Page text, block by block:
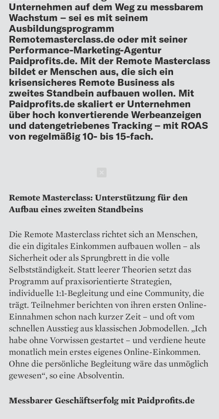
Unternehmen auf dem Weg zu messbarem
Wachstum – sei es mit seinem
Ausbildungsprogramm
Remotemasterclass.de oder mit seiner
Performance-Marketing-Agentur
Paidprofits.de. Mit der Remote Masterclass
bildet er Menschen aus, die sich ein
krisensicheres Remote Business als
zweites Standbein aufbauen wollen. Mit
Paidprofits.de skaliert er Unternehmen
über hoch konvertierende Werbeanzeigen
und datengetriebenes Tracking – mit ROAS
von regelmäßig 10- bis 15-fach.
Remote Masterclass: Unterstützung für den
Aufbau eines zweiten Standbeins
Die Remote Masterclass richtet sich an Menschen,
die ein digitales Einkommen aufbauen wollen – als
Sicherheit oder als Sprungbrett in die volle
Selbstständigkeit. Statt leerer Theorien setzt das
Programm auf praxisorientierte Strategien,
individuelle 1:1-Begleitung und eine Community, die
trägt. Teilnehmer berichten von ihren ersten Online-
Einnahmen schon nach kurzer Zeit – und oft vom
schnellen Ausstieg aus klassischen Jobmodellen. „Ich
habe ohne Vorwissen gestartet – und verdiene heute
monatlich mein erstes eigenes Online-Einkommen.
Ohne die persönliche Begleitung wäre das unmöglich
gewesen“, so eine Absolventin.
Messbarer Geschäftserfolg mit Paidprofits.de